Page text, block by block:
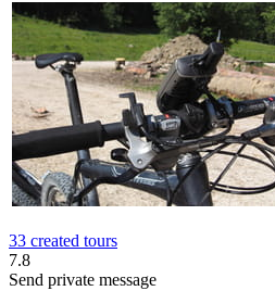
33 created tours
7.8
Send private message